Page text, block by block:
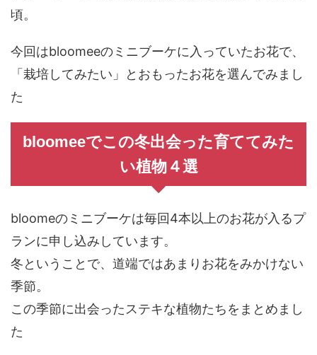
頃。
今回はbloomeeのミニブーケに入っていたお花で、
「栽培してみたい」とおもったお花を選んでみまし
た
bloomeeでこの冬出会った育ててみた
い植物４選
bloomeのミニブーケは毎回4本以上のお花が入るプ
ランに申し込みしています。
冬ということで、道端ではあまりお花をみかけない
季節。
この季節に出会ったステキな植物たちをまとめまし
た